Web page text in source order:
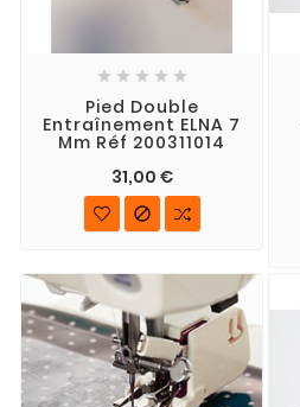
    
Pied Double
Entraînement ELNA 7
Mm Réf 200311014
31,00 €
